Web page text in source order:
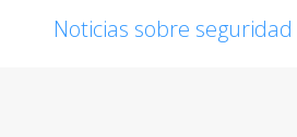
Noticias sobre seguridad